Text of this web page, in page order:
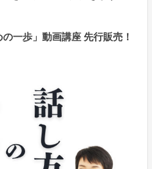
一歩」動画講座 先行販売！